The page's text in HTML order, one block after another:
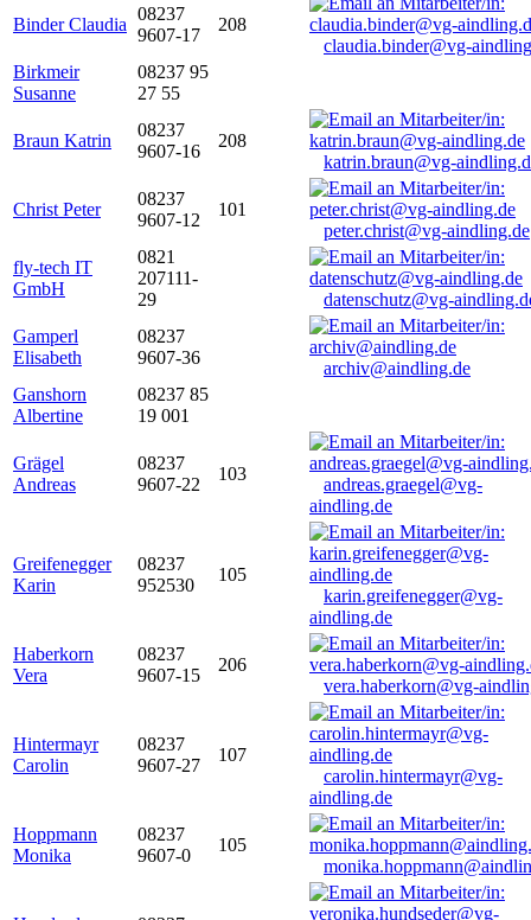
Binder Claudia
08237
9607-17
208
claudia.binder@vg-
Birkmeir
Susanne
08237 95
27 55
Braun Katrin
08237
9607-16
208
katrin.braun@vg-
Christ Peter
08237
9607-12
101
peter.christ@vg-aindling.de
fly-tech IT
GmbH
0821
207111-
29
datenschutz@vg-
Gamperl
Elisabeth
08237
9607-36
archiv@aindling.de
Ganshorn
Albertine
08237 85
19 001
Grägel
Andreas
08237
9607-22
103
andreas.graegel@vg-
aindling.de
Greifenegger
Karin
08237
952530
105
karin.greifenegger@vg-
aindling.de
Haberkorn
Vera
08237
9607-15
206
vera.haberkorn@vg-
Hintermayr
Carolin
08237
9607-27
107
carolin.hintermayr@vg-
aindling.de
Hoppmann
Monika
08237
9607-0
105